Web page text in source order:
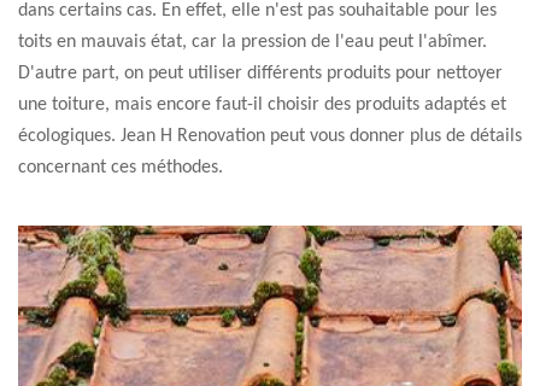
dans certains cas. En effet, elle n'est pas souhaitable pour les
toits en mauvais état, car la pression de l'eau peut l'abîmer.
D'autre part, on peut utiliser différents produits pour nettoyer
une toiture, mais encore faut-il choisir des produits adaptés et
écologiques. Jean H Renovation peut vous donner plus de détails
concernant ces méthodes.